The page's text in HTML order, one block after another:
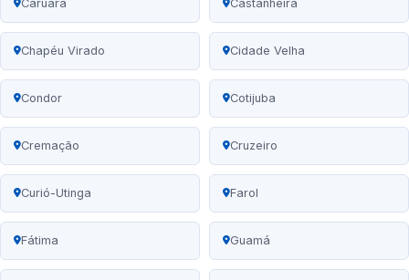
Caruará Castanheira
Chapéu Virado Cidade Velha
Condor Cotijuba
Cremação Cruzeiro
Curió-Utinga Farol
Fátima Guamá